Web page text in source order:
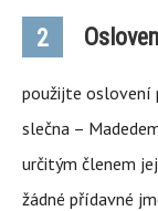
2
použijte oslovení
slečna –
určitým členem
žádné přídavné